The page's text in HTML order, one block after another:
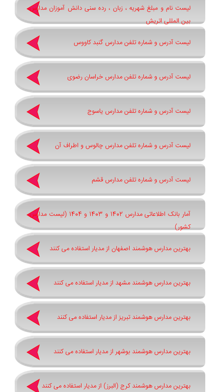
لیست نام و مبلغ شهریه ، زبان ، رده سنی دانش آموزان مدارس
بین المللی اتریش
لیست آدرس و شماره تلفن مدارس گنبد کاووس
لیست آدرس و شماره تلفن مدارس خراسان رضوی
لیست آدرس و شماره تلفن مدارس یاسوج
لیست آدرس و شماره تلفن مدارس چالوس و اطراف آن
لیست آدرس و شماره تلفن مدارس قشم
آمار بانک اطلاعاتی مدارس 1402 و 1403 و 1404 (لیست مدارس
کشور)
بهترین مدارس هوشمند اصفهان از مدیار استفاده می کنند
بهترین مدارس هوشمند مشهد از مدیار استفاده می کنند
بهترین مدارس هوشمند تبریز از مدیار استفاده می کنند
بهترین مدارس هوشمند بوشهر از مدیار استفاده می کنند
بهترین مدارس هوشمند کرج (البرز) از مدیار استفاده می کنند